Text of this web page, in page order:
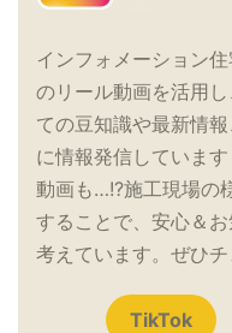
インフォメーション
のリール動画を活用
ての豆知識や最新情
に情報発信していま
動画も…!?施工現場の
することで、安心＆
考えています。ぜひ
TikTok